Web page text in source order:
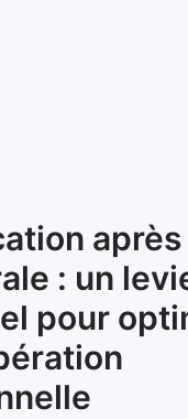
: un
pour